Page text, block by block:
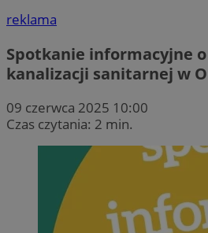
reklama
Spotkanie informacyjne
kanalizacji sanitarnej w
09 czerwca 2025 10:00
Czas czytania: 2 min.